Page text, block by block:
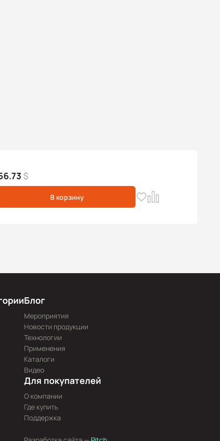
$
В корзину
Блог
Мероприятия
Новости продукции
Технологии
Применения
Каталоги
Видео
Для покупателей
О компании
Где купить
Поддержка